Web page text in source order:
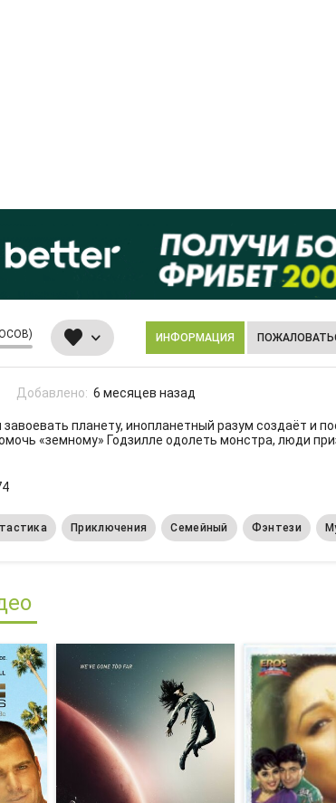
ИНФОРМАЦИЯ
Добавлено: 6 месяцев назад
планету, инопланетный разум создаёт и
«земному» Годзилле одолеть монстра, люди
Приключения Семейный Фэнтези